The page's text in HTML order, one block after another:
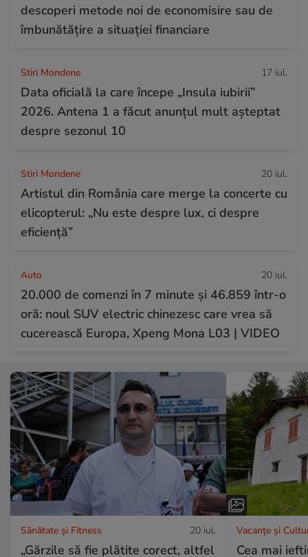
descoperi metode noi de economisire sau de
îmbunătățire a situației financiare
Stiri Mondene 17 iul.
Data oficială la care începe „Insula iubirii”
2026. Antena 1 a făcut anunțul mult așteptat
despre sezonul 10
Stiri Mondene 20 iul.
Artistul din România care merge la concerte cu
elicopterul: „Nu este despre lux, ci despre
eficiență”
Auto 20 iul.
20.000 de comenzi în 7 minute și 46.859 într-o
oră: noul SUV electric chinezesc care vrea să
cucerească Europa, Xpeng Mona L03 | VIDEO
Sănătate și Fitness 20 iul.
„Gărzile să fie plătite corect, altfel
Vacanțe și
Cea mai